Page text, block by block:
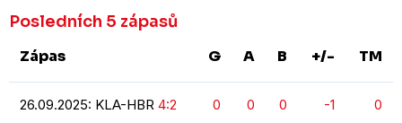
Posledních 5 zápasů
Zápas G A B +/- TM
26.09.2025: KLA-HBR 4:2 0 0 0 -1 0